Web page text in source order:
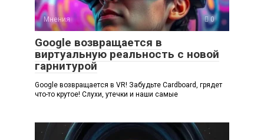
Мнения 0
Google возвращается в
виртуальную реальность с новой
гарнитурой
Google возвращается в VR! Забудьте Cardboard, грядет
что-то крутое! Слухи, утечки и наши самые